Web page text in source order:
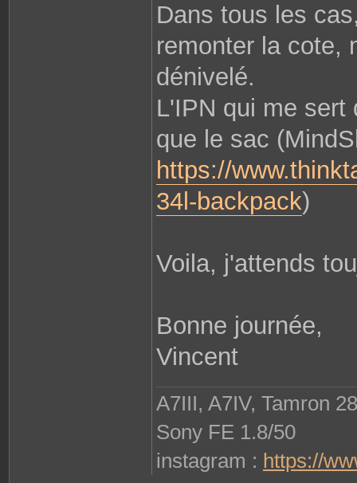
Dans tous les
remonter la cote,
dénivelé.
L'IPN qui me sert
que le sac
https://
34l-backpack)
Voila, j'attends
Bonne journée,
Vincent
A7III, A7IV, Tamron
Sony FE 1.8/50
instagram : https://